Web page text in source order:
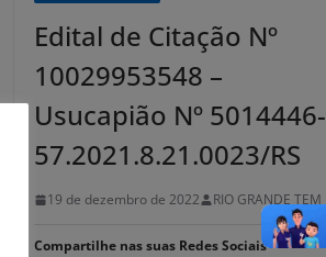
Edital de Citação Nº
10029953548 –
Usucapião Nº 5014446-
57.2021.8.21.0023/RS
19 de dezembro de 2022 RIO GRANDE TEM
Compartilhe nas suas Redes Sociais